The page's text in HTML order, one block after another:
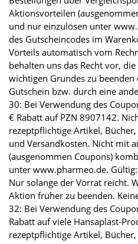
Aktionsvorteilen
und nur einzulösen unter
des Gutscheincodes im
Vorteils automatisch vom
behalten uns das Recht vor,
wichtigen Grundes zu
Gutschein bzw. durch eine
30: Bei Verwendung des
€ Rabatt auf PZN 8907142.
rezeptpflichtige Artikel,
und Versandkosten. Nicht mit
(ausgenommen Coupons)
unter www.pharmeo.de.
Nur solange der Vorrat reicht.
Aktion früher zu beenden.
32: Bei Verwendung des
Rabatt auf viele Hansaplast-
rezeptpflichtige Artikel,